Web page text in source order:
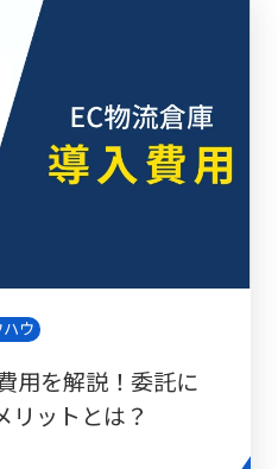
ハウ
用を解説！委託に
リットとは？